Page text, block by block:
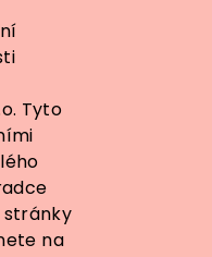
Tyto
stránky
na